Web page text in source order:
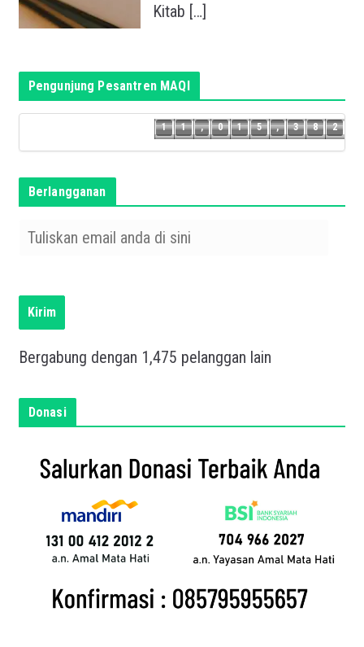
Kitab […]
Pengunjung Pesantren MAQI
1
1
1
1
,
,
0
0
1
1
5
5
,
,
3
3
8
8 2
Berlangganan
k
a
a
Kirim
Bergabung dengan 1,475 pelanggan lain
Donasi